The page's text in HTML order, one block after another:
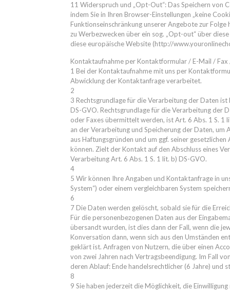
11 Widerspruch und „Opt-Out“: Das Speichern von
indem Sie in Ihren Browser-Einstellungen „keine
Funktionseinschränkung unserer Angebote zur
zu Werbezwecken über ein sog. „Opt-out“ über
diese europäische Website (http://
Kontaktaufnahme per Kontaktformular / E-Mail / Fax
1 Bei der Kontaktaufnahme mit uns per
Abwicklung der Kontaktanfrage verarbeitet.
2
3 Rechtsgrundlage für die Verarbeitung der Daten
DS-GVO. Rechtsgrundlage für die Verarbeitung der
oder Faxes übermittelt werden, ist Art. 6 Abs. 1 S. 1
an der Verarbeitung und Speicherung der Daten,
aus Haftungsgründen und um ggf. seiner
können. Zielt der Kontakt auf den Abschluss eines
Verarbeitung Art. 6 Abs. 1 S. 1 lit. b) DS-GVO.
4
5 Wir können Ihre Angaben und Kontaktanfrage in
System“) oder einem vergleichbaren System
6
7 Die Daten werden gelöscht, sobald sie für die
Für die personenbezogenen Daten aus der
übersandt wurden, ist dies dann der Fall, wenn die
Konversation dann, wenn sich aus den Umständen
geklärt ist. Anfragen von Nutzern, die über einen
von zwei Jahren nach Vertragsbeendigung. Im Fall
deren Ablauf: Ende handelsrechtlicher (6 Jahre) und
8
9 Sie haben jederzeit die Möglichkeit, die